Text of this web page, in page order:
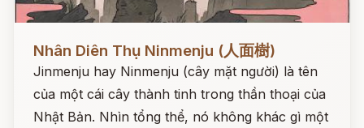
Nhân Diên Thụ Ninmenju (人面樹)
Jinmenju hay Ninmenju (cây mặt người) là tên
của một cái cây thành tinh trong thần thoại của
Nhật Bản. Nhìn tổng thể, nó không khác gì một